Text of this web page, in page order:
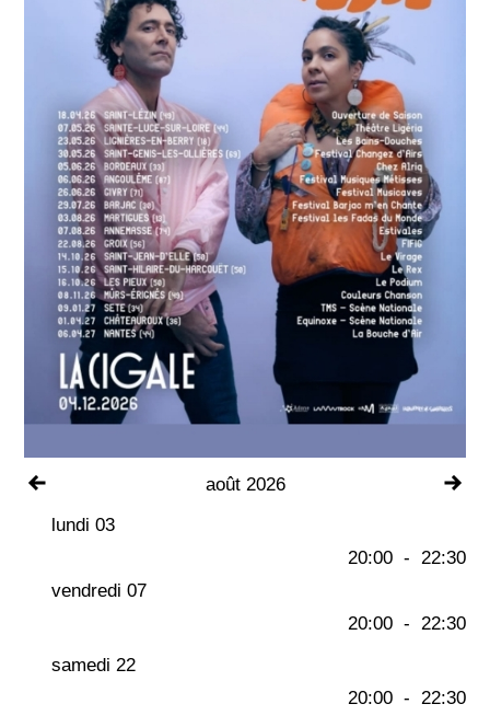
Voir le mois précédentaoût 2026
lundi 03
20:00 - 22:30
vendredi 07
20:00 - 22:30
samedi 22
20:00 - 22:30